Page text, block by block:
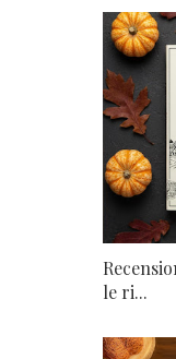
le ri...